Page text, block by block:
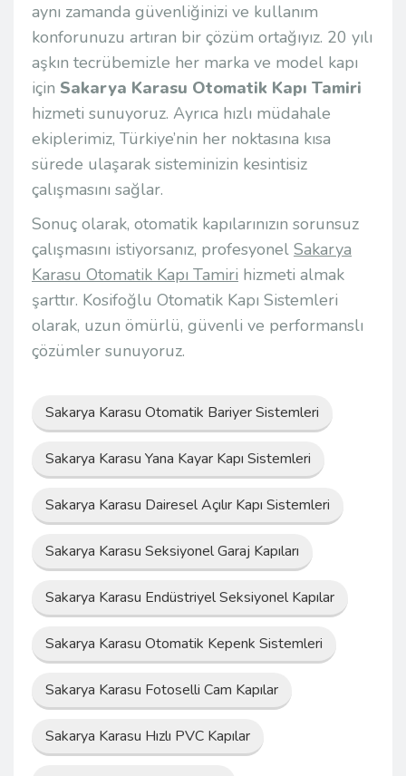
aynı zamanda güvenliğinizi ve kullanım
konforunuzu artıran bir çözüm ortağıyız. 20 yılı
aşkın tecrübemizle her marka ve model kapı
için Sakarya Karasu Otomatik Kapı Tamiri
hizmeti sunuyoruz. Ayrıca hızlı müdahale
ekiplerimiz, Türkiye’nin her noktasına kısa
sürede ulaşarak sisteminizin kesintisiz
çalışmasını sağlar.
Sonuç olarak, otomatik kapılarınızın sorunsuz
çalışmasını istiyorsanız, profesyonel Sakarya
Karasu Otomatik Kapı Tamiri hizmeti almak
şarttır. Kosifoğlu Otomatik Kapı Sistemleri
olarak, uzun ömürlü, güvenli ve performanslı
çözümler sunuyoruz.
Sakarya Karasu Otomatik Bariyer Sistemleri
Sakarya Karasu Yana Kayar Kapı Sistemleri
Sakarya Karasu Dairesel Açılır Kapı Sistemleri
Sakarya Karasu Seksiyonel Garaj Kapıları
Sakarya Karasu Endüstriyel Seksiyonel Kapılar
Sakarya Karasu Otomatik Kepenk Sistemleri
Sakarya Karasu Fotoselli Cam Kapılar
Sakarya Karasu Hızlı PVC Kapılar